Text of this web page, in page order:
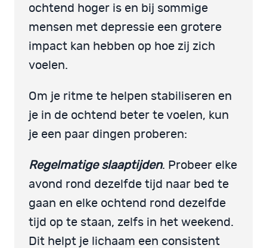
ochtend hoger is en bij sommige
mensen met depressie een grotere
impact kan hebben op hoe zij zich
voelen.
Om je ritme te helpen stabiliseren en
je in de ochtend beter te voelen, kun
je een paar dingen proberen:
Regelmatige slaaptijden. Probeer elke
avond rond dezelfde tijd naar bed te
gaan en elke ochtend rond dezelfde
tijd op te staan, zelfs in het weekend.
Dit helpt je lichaam een consistent